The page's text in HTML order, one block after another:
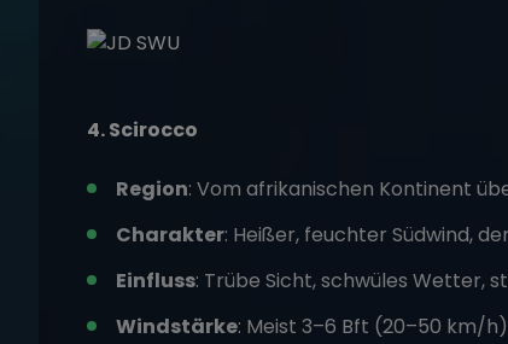
4. Scirocco
Region: Vom afrikanischen Kontinent
Charakter: Heißer, feuchter Südwind,
Einfluss: Trübe Sicht, schwüles Wetter,
Windstärke: Meist 3–6 Bft (20–50 km/h)